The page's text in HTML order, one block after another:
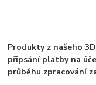
Produkty z našeho
připsání platby na
průběhu zpracování